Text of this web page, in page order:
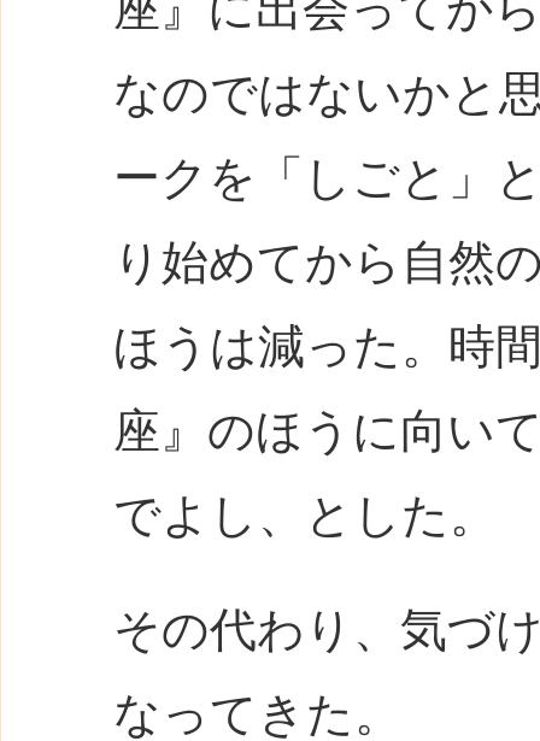
なのではないかと
ークを「しごと」
り始めてから自然
ほうは減った。時
座』のほうに向い
でよし、とした。
その代わり、気づ
なってきた。